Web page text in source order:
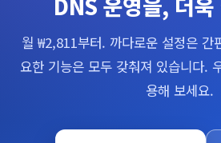
월 ₩2,811부터. 까다로운 설정은 간
요한 기능은 모두 갖춰져 있습니다.
용해 보세요.